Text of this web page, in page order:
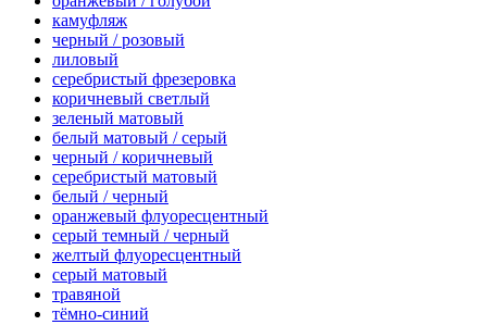
камуфляж
черный / розовый
лиловый
серебристый фрезеровка
коричневый светлый
зеленый матовый
белый матовый / серый
черный / коричневый
серебристый матовый
белый / черный
оранжевый флуоресцентный
серый темный / черный
желтый флуоресцентный
серый матовый
травяной
тёмно-синий